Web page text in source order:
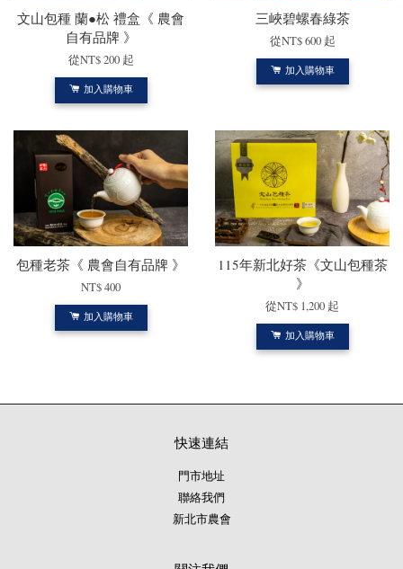
文山包種 蘭●松 禮盒《 農會
自有品牌 》
從NT$ 200 起
加入購物車
三峽碧螺春綠茶
從NT$ 600 起
加入購物車
包種老茶《 農會自有品牌 》
NT$ 400
加入購物車
115年新北好茶《文山包種茶
》
從NT$ 1,200 起
加入購物車
快速連結
門市地址
聯絡我們
新北市農會